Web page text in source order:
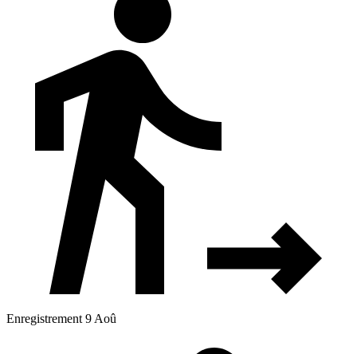
Enregistrement 9 Aoû